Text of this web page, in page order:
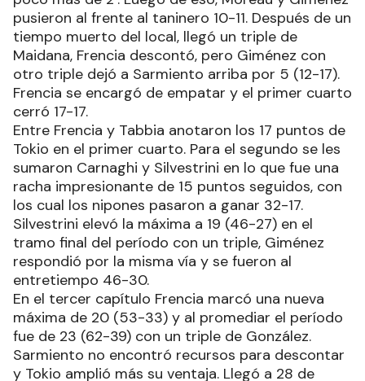
pusieron al frente al taninero 10-11. Después de un
tiempo muerto del local, llegó un triple de
Maidana, Frencia descontó, pero Giménez con
otro triple dejó a Sarmiento arriba por 5 (12-17).
Frencia se encargó de empatar y el primer cuarto
cerró 17-17.
Entre Frencia y Tabbia anotaron los 17 puntos de
Tokio en el primer cuarto. Para el segundo se les
sumaron Carnaghi y Silvestrini en lo que fue una
racha impresionante de 15 puntos seguidos, con
los cual los nipones pasaron a ganar 32-17.
Silvestrini elevó la máxima a 19 (46-27) en el
tramo final del período con un triple, Giménez
respondió por la misma vía y se fueron al
entretiempo 46-30.
En el tercer capítulo Frencia marcó una nueva
máxima de 20 (53-33) y al promediar el período
fue de 23 (62-39) con un triple de González.
Sarmiento no encontró recursos para descontar
y Tokio amplió más su ventaja. Llegó a 28 de